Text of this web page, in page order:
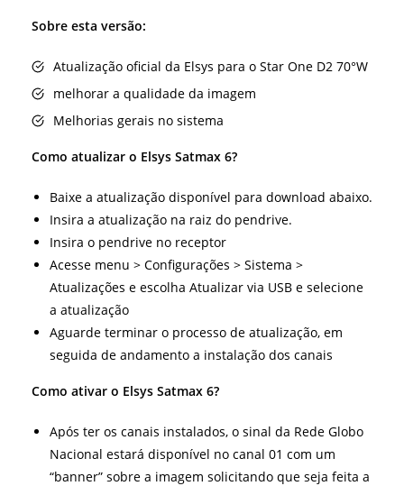
Sobre esta versão:
Atualização oficial da Elsys para o Star One D2 70°W
melhorar a qualidade da imagem
Melhorias gerais no sistema
Como atualizar o Elsys Satmax 6?
Baixe a atualização disponível para download abaixo.
Insira a atualização na raiz do pendrive.
Insira o pendrive no receptor
Acesse menu > Configurações > Sistema >
Atualizações e escolha Atualizar via USB e selecione
a atualização
Aguarde terminar o processo de atualização, em
seguida de andamento a instalação dos canais
Como ativar o Elsys Satmax 6?
Após ter os canais instalados, o sinal da Rede Globo
Nacional estará disponível no canal 01 com um
“banner” sobre a imagem solicitando que seja feita a